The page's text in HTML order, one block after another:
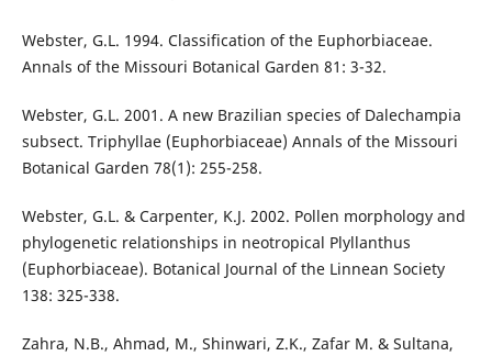
Webster, G.L. 1994. Classification of the Euphorbiaceae.
Annals of the Missouri Botanical Garden 81: 3-32.
Webster, G.L. 2001. A new Brazilian species of Dalechampia
subsect. Triphyllae (Euphorbiaceae) Annals of the Missouri
Botanical Garden 78(1): 255-258.
Webster, G.L. & Carpenter, K.J. 2002. Pollen morphology and
phylogenetic relationships in neotropical Plyllanthus
(Euphorbiaceae). Botanical Journal of the Linnean Society
138: 325-338.
Zahra, N.B., Ahmad, M., Shinwari, Z.K., Zafar M. & Sultana,